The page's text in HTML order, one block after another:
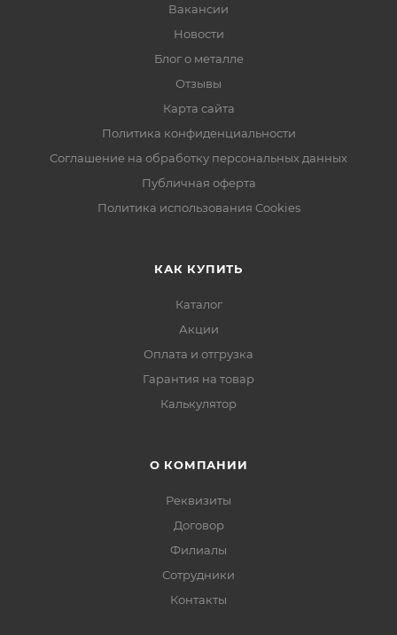
Вакансии
Новости
Блог о металле
Отзывы
Карта сайта
Политика конфиденциальности
Соглашение на обработку персональных данных
Публичная оферта
Политика использования Cookies
КАК КУПИТЬ
Каталог
Акции
Оплата и отгрузка
Гарантия на товар
Калькулятор
О КОМПАНИИ
Реквизиты
Договор
Филиалы
Сотрудники
Контакты